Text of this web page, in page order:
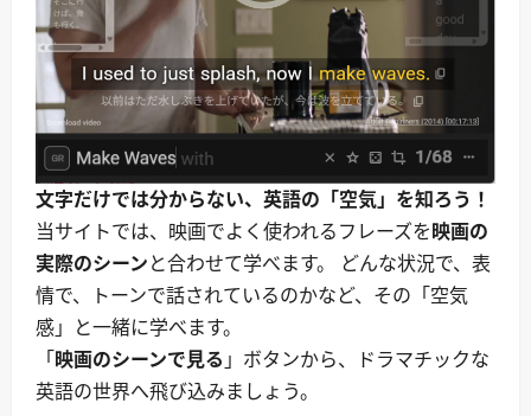
｜
ダ
イ
ナ
ー・
バ
ー・
キ
ッ
チ
ン
に
つ
い
さ
ら
に
読
む
文字だけでは分からない、英語の「空気」を知ろう！
当サイトでは、映画でよく使われるフレーズを映画の
実際のシーンと合わせて学べます。 どんな状況で、表
情で、トーンで話されているのかなど、その「空気
感」と一緒に学べます。
「映画のシーンで見る 」ボタンから、ドラマチックな
英語の世界へ飛び込みましょう。